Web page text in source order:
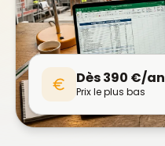
Dès 390 €/an
Prix le plus bas